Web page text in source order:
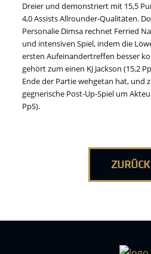
Dreier und demonstriert mit 15,5
4,0 Assists Allrounder-Qualitäten.
Personalie Dimsa rechnet Ferried
und intensiven Spiel, indem die
ersten Aufeinandertreffen besser
gehört zum einen KJ Jackson (15,2
Ende der Partie wehgetan hat, und
gegnerische Post-Up-Spiel um
PpS).
ZURÜCK